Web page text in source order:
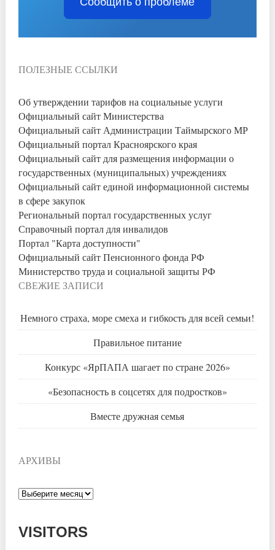
ПОЛЕЗНЫЕ ССЫЛКИ
Об утверждении тарифов на социальные услуги
Официальный сайт Министерства
Официальный сайт Администрации Таймырского МР
Официальный портал Красноярского края
Официальный сайт для размещения информации о
государственных (муниципальных) учреждениях
Официальный сайт единой информационной системы
в сфере закупок
Региональный портал государственных услуг
Справочный портал для инвалидов
Портал "Карта доступности"
Официальный сайт Пенсионного фонда РФ
Министерство труда и социальной защиты РФ
СВЕЖИЕ ЗАПИСИ
Немного страха, море смеха и гибкость для всей семьи!
Правильное питание
Конкурс «ЯрПАПА шагает по стране 2026»
«Безопасность в соцсетях для подростков»
Вместе дружная семья
АРХИВЫ
Архивы
VISITORS